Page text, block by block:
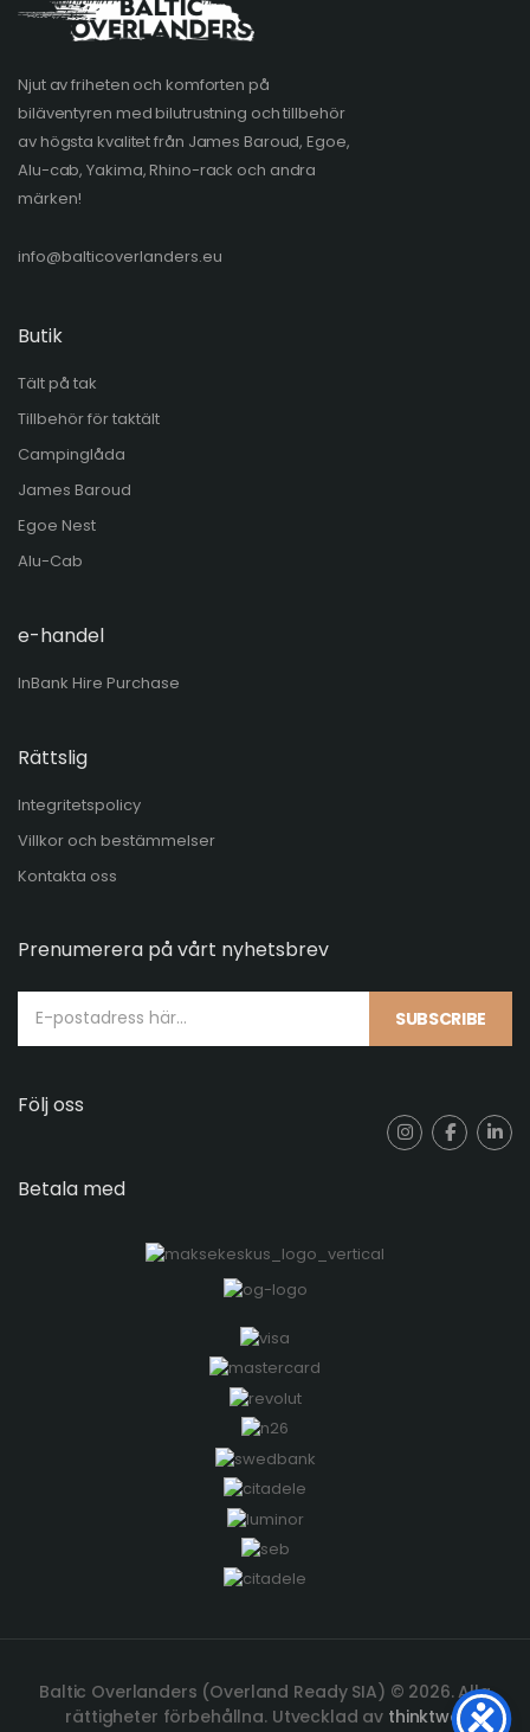
Njut av friheten och komforten på
biläventyren med bilutrustning och tillbehör
av högsta kvalitet från James Baroud, Egoe,
Alu-cab, Yakima, Rhino-rack och andra
märken!
info@balticoverlanders.eu
Butik
Tält på tak
Tillbehör för taktält
Campinglåda
James Baroud
Egoe Nest
Alu-Cab
e-handel
InBank Hire Purchase
Rättslig
Integritetspolicy
Villkor och bestämmelser
Kontakta oss
Prenumerera på vårt nyhetsbrev
SUBSCRIBE
Följ oss
Betala med
Baltic Overlanders (Overland Ready SIA) © 2026. Alla
rättigheter förbehållna. Utvecklad av thinktwo.